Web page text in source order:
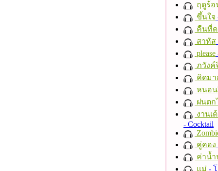
ฤดูร้อ
ขึ้นใจ
คืนที่ด
สาหัส
please
ภวังค์
คิดมา
หนอน
ฝนตก
งานเ
- Cocktail
คู่คอง
ค่าน้
แม่ -